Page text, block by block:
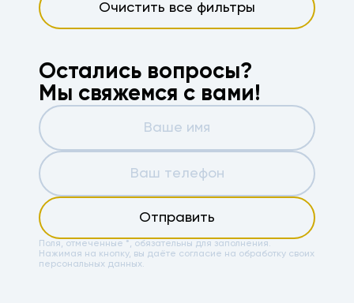
Очистить все фильтры
Остались вопросы?
Мы свяжемся с вами!
Отправить
Поля, отмеченные *, обязательны для заполнения.
Нажимая на кнопку, вы даёте согласие на обработку своих
персональных данных.